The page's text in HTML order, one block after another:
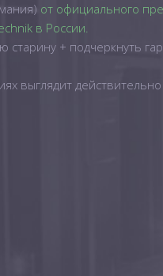
от официального
в России.
старину + подчеркнуть
выглядит